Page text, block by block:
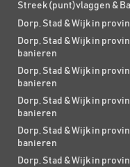
Streek (punt)vlaggen &
Dorp, Stad & Wijk in
Dorp, Stad & Wijk in
banieren
Dorp, Stad & Wijk in
banieren
Dorp, Stad & Wijk in
banieren
Dorp, Stad & Wijk in
banieren
Dorp, Stad & Wijk in